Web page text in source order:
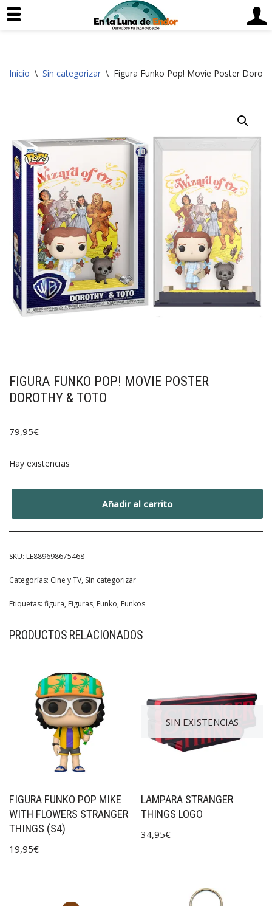
al
Inicio \ Sin categorizar \ Figura Funko Pop! Movie Poster
FIGURA FUNKO POP! MOVIE POSTER
DOROTHY & TOTO
79,95€
Hay existencias
Añadir al carrito
SKU: LE889698675468
Categorías: Cine y TV, Sin categorizar
Etiquetas: figura, Figuras, Funko, Funkos
PRODUCTOS RELACIONADOS
FIGURA FUNKO POP MIKE
WITH FLOWERS STRANGER
THINGS (S4)
19,95€
SIN EXISTENCIAS
LAMPARA STRANGER
THINGS LOGO
34,95€